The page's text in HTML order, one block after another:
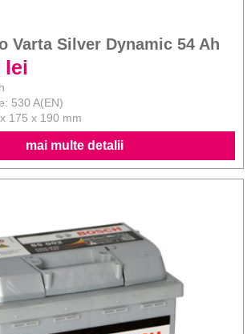
Varta Silver Dynamic 54 Ah
lei
530 A(EN)
175 x 190 mm
mai multe detalii